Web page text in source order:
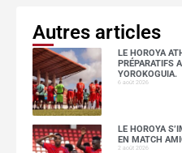
Autres articles
LE HOROYA
PRÉPARATIFS
YOROKOGUIA.
6 août 2026
LE HOROYA
EN MATCH
2 août 2026